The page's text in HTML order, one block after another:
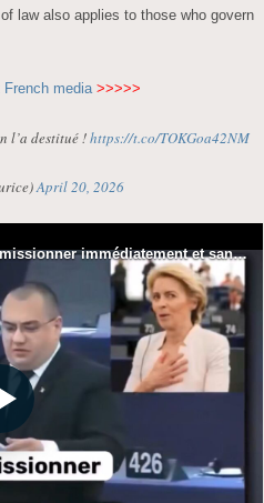
law also applies to those who govern
media >>>>>
l’a destitué !https://t.co/TOKGoa42NM
April 20, 2026